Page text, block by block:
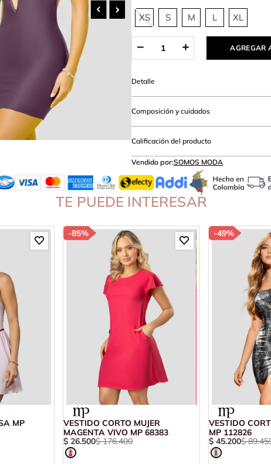
XS S M L XL
AGREGAR
Detalle
Composición y cuidados
Calificación del producto
Vendido por:SOMOS MODA
TE PUEDE INTERESAR
MP
-85%
VESTIDO CORTO MUJER
MAGENTA VIVO MP 68383
$ 26.500$ 176.400
-49%
VESTIDO
MP 112826
$ 45.200$ 89.